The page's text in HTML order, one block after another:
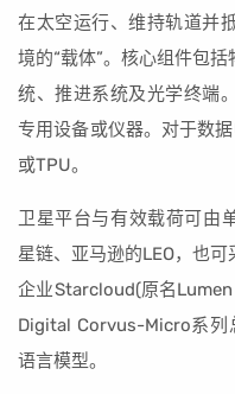
在太空运行、维持轨道并
境的“载体”。核心组件包
统、推进系统及光学终端
专用设备或仪器。对于数
或TPU。
卫星平台与有效载荷可由
星链、亚马逊的LEO，也
企业Starcloud(原名
Digital Corvus-Micro系列
语言模型。